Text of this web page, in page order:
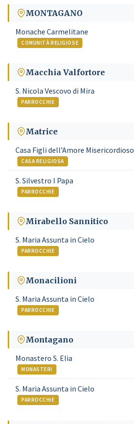
MONTAGANO
Monache Carmelitane
COMUNITÀ RELIGIOSE
Macchia Valfortore
S. Nicola Vescovo di Mira
PARROCCHIE
Matrice
Casa Figli dell’Amore Misericordioso
CASA RELIGIOSA
S. Silvestro I Papa
PARROCCHIE
Mirabello Sannitico
S. Maria Assunta in Cielo
PARROCCHIE
Monacilioni
S. Maria Assunta in Cielo
PARROCCHIE
Montagano
Monastero S. Elia
MONASTERI
S. Maria Assunta in Cielo
PARROCCHIE